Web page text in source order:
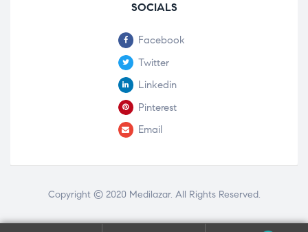
SOCIALS
Facebook
Twitter
Linkedin
Pinterest
Email
Copyright © 2020 Medilazar. All Rights Reserved.